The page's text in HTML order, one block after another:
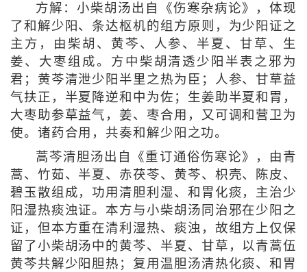
方解：小柴胡汤出自《伤寒杂病论》，体现
了和解少阳、条达枢机的组方原则，为少阳证之
主方，由柴胡、黄芩、人参、半夏、甘草、生
姜、大枣组成。方中柴胡清透少阳半表之邪为
君；黄芩清泄少阳半里之热为臣；人参、甘草益
气扶正，半夏降逆和中为佐；生姜助半夏和胃，
大枣助参草益气，姜、枣合用，又可调和营卫为
使。诸药合用，共奏和解少阳之功。
蒿芩清胆汤出自《重订通俗伤寒论》，由青
蒿、竹茹、半夏、赤茯苓、黄芩、枳壳、陈皮、
碧玉散组成，功用清胆利湿、和胃化痰，主治少
阳湿热痰浊证。本方与小柴胡汤同治邪在少阳之
证，但本方重在清利湿热、痰浊，故组方上仅保
留了小柴胡汤中的黄芩、半夏、甘草，以青蒿伍
黄芩共解少阳胆热；复用温胆汤清热化痰、和胃